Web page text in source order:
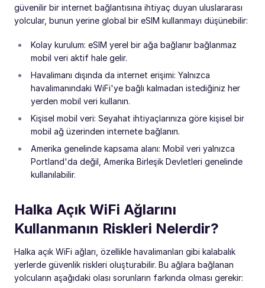
güvenilir bir internet bağlantısına ihtiyaç duyan uluslararası
yolcular, bunun yerine global bir eSIM kullanmayı düşünebilir:
Kolay kurulum: eSIM yerel bir ağa bağlanır bağlanmaz
mobil veri aktif hale gelir.
Havalimanı dışında da internet erişimi: Yalnızca
havalimanındaki WiFi'ye bağlı kalmadan istediğiniz her
yerden mobil veri kullanın.
Kişisel mobil veri: Seyahat ihtiyaçlarınıza göre kişisel bir
mobil ağ üzerinden internete bağlanın.
Amerika genelinde kapsama alanı: Mobil veri yalnızca
Portland'da değil, Amerika Birleşik Devletleri genelinde
kullanılabilir.
Halka Açık WiFi Ağlarını
Kullanmanın Riskleri Nelerdir?
Halka açık WiFi ağları, özellikle havalimanları gibi kalabalık
yerlerde güvenlik riskleri oluşturabilir. Bu ağlara bağlanan
yolcuların aşağıdaki olası sorunların farkında olması gerekir: